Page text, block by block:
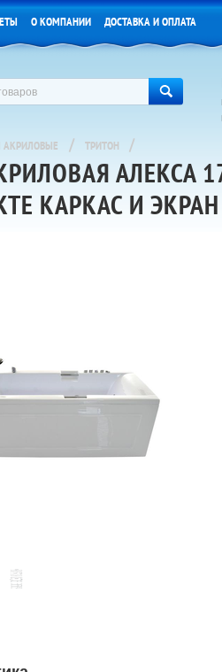
О КОМПАНИИ ДОСТАВКА И ОПЛАТА
АКРИЛОВЫЕ / ТРИТОН /
АЛЕКСА
КАРКАС И ЭКРАН